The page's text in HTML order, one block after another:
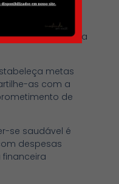
emergência:
equivalente a
mensais para
metas
as com a
de
se saudável é
despesas